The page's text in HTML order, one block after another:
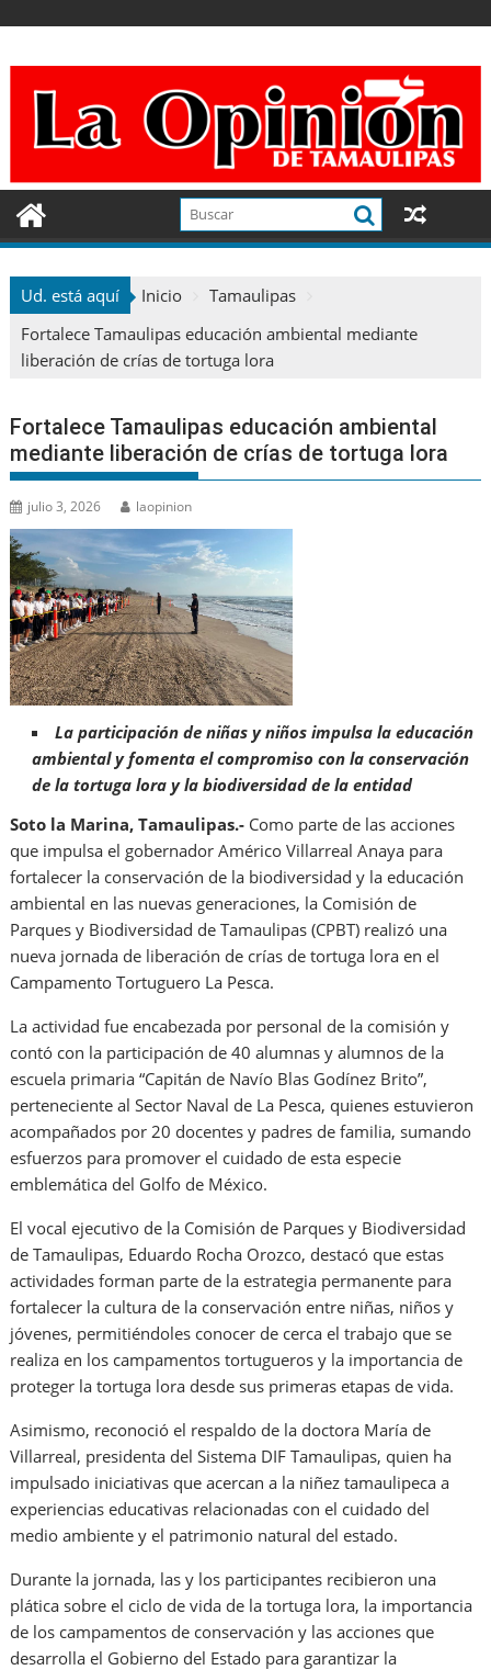
contenido
Ud. está aquí Inicio
Tamaulipas
Fortalece Tamaulipas educación ambiental mediante
liberación de crías de tortuga lora
Fortalece Tamaulipas educación ambiental
mediante liberación de crías de tortuga lora
julio 3, 2026 laopinion
La participación de niñas y niños impulsa la educación
ambiental y fomenta el compromiso con la conservación
de la tortuga lora y la biodiversidad de la entidad
Soto la Marina, Tamaulipas.- Como parte de las acciones
que impulsa el gobernador Américo Villarreal Anaya para
fortalecer la conservación de la biodiversidad y la educación
ambiental en las nuevas generaciones, la Comisión de
Parques y Biodiversidad de Tamaulipas (CPBT) realizó una
nueva jornada de liberación de crías de tortuga lora en el
Campamento Tortuguero La Pesca.
La actividad fue encabezada por personal de la comisión y
contó con la participación de 40 alumnas y alumnos de la
escuela primaria “Capitán de Navío Blas Godínez Brito”,
perteneciente al Sector Naval de La Pesca, quienes estuvieron
acompañados por 20 docentes y padres de familia, sumando
esfuerzos para promover el cuidado de esta especie
emblemática del Golfo de México.
El vocal ejecutivo de la Comisión de Parques y Biodiversidad
de Tamaulipas, Eduardo Rocha Orozco, destacó que estas
actividades forman parte de la estrategia permanente para
fortalecer la cultura de la conservación entre niñas, niños y
jóvenes, permitiéndoles conocer de cerca el trabajo que se
realiza en los campamentos tortugueros y la importancia de
proteger la tortuga lora desde sus primeras etapas de vida.
Asimismo, reconoció el respaldo de la doctora María de
Villarreal, presidenta del Sistema DIF Tamaulipas, quien ha
impulsado iniciativas que acercan a la niñez tamaulipeca a
experiencias educativas relacionadas con el cuidado del
medio ambiente y el patrimonio natural del estado.
Durante la jornada, las y los participantes recibieron una
plática sobre el ciclo de vida de la tortuga lora, la importancia
de los campamentos de conservación y las acciones que
desarrolla el Gobierno del Estado para garantizar la